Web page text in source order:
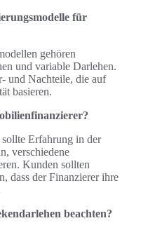
für
gehören
und variable Darlehen.
und Nachteile, die auf
basieren.
Erfahrung in der
verschiedene
Kunden sollten
dass der Finanzierer ihre
beachten?